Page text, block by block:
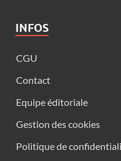
INFOS
CGU
Contact
Equipe éditoriale
Gestion des cookies
Politique de